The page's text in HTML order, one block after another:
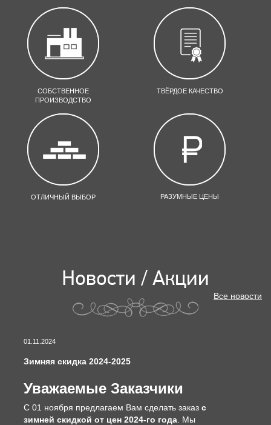
СОБСТВЕННОЕ
ПРОИЗВОДСТВО
ТВЁРДОЕ КАЧЕСТВО
ОТЛИЧНЫЙ ВЫБОР РАЗУМНЫЕ ЦЕНЫ
Новости / Акции
Все новости
01.11.2024
Зимняя скидка 2024-2025
Уважаемые Заказчики
С 01 ноября предлагаем Вам сделать заказ с
зимней скидкой от цен 2024-го года . Мы